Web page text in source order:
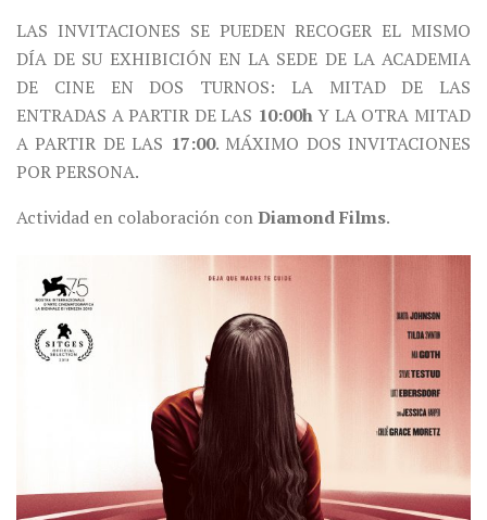
LAS INVITACIONES SE PUEDEN RECOGER EL MISMO
DÍA DE SU EXHIBICIÓN EN LA SEDE DE LA ACADEMIA
DE CINE EN DOS TURNOS: LA MITAD DE LAS
ENTRADAS A PARTIR DE LAS 10:00hY LA OTRA MITAD
A PARTIR DE LAS 17:00. MÁXIMO DOS INVITACIONES
POR PERSONA.
Actividad en colaboración conDiamond Films.